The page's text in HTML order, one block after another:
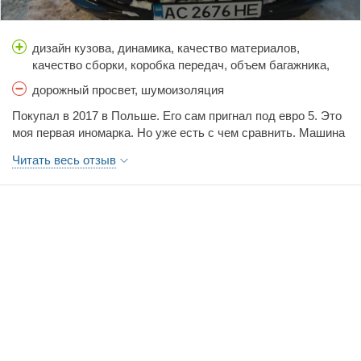
брать б.у, чтоб нестрашно было царапнуть.
дизайн кузова, динамика, качество материалов,
качество сборки, коробка передач, объем багажника,
обслуживания, тормоза, управляемость, цена
дорожный просвет, шумоизоляция
Покупал в 2017 в Польше. Его сам пригнал под евро 5. Это
моя первая иномарка. Но уже есть с чем сравнить. Машина
она великолепна на серпантинах. Главное для нее это
прогрев, дорогая солярка и своевременное замена дорогим
Читать весь отзыв